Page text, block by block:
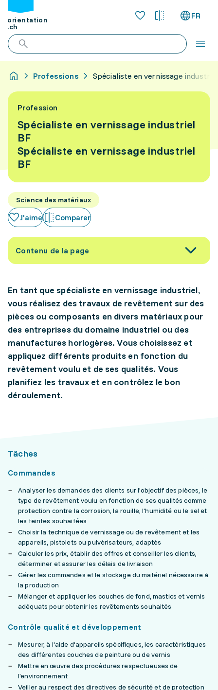
orientation
.ch
FR
Professions Spécialiste en vernissage
Profession
Spécialiste en vernissage industriel
BF
Spécialiste en vernissage industriel
BF
Science des matériaux
J'aime Comparer
Contenu de la page
En tant que spécialiste en vernissage industriel,
vous réalisez des travaux de revêtement sur des
pièces ou composants en divers matériaux pour
des entreprises du domaine industriel ou des
manufactures horlogères. Vous choisissez et
appliquez différents produits en fonction du
revêtement voulu et de ses qualités. Vous
planifiez les travaux et en contrôlez le bon
déroulement.
Tâches
Commandes
Analyser les demandes des clients sur l'objectif des pièces, le
type de revêtement voulu en fonction de ses qualités comme
protection contre la corrosion, la rouille, l'humidité ou le sel et
les teintes souhaitées
Choisir la technique de vernissage ou de revêtement et les
appareils, pistolets ou pulvérisateurs, adaptés
Calculer les prix, établir des offres et conseiller les clients,
déterminer et assurer les délais de livraison
Gérer les commandes et le stockage du matériel nécessaire à
la production
Mélanger et appliquer les couches de fond, mastics et vernis
adéquats pour obtenir les revêtements souhaités
Contrôle qualité et développement
Mesurer, à l'aide d'appareils spécifiques, les caractéristiques
des différentes couches de peinture ou de vernis
Mettre en œuvre des procédures respectueuses de
l'environnement
Veiller au respect des directives de sécurité et de protection